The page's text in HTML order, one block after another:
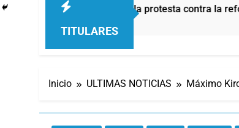
TITULARES
de seguridad por la protesta contra la reforma
Inicio ULTIMAS NOTICIAS Máximo